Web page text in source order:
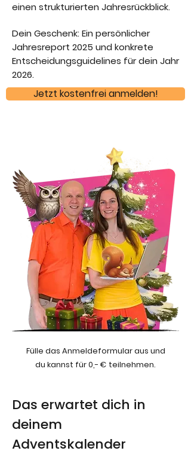
einen strukturierten Jahresrückblick.
Dein Geschenk: Ein persönlicher
Jahresreport 2025 und konkrete
Entscheidungsguidelines für dein Jahr
2026.
Jetzt kostenfrei anmelden!
Fülle das Anmeldeformular aus und
du kannst für 0,- € teilnehmen.
Das erwartet dich in
deinem
Adventskalender